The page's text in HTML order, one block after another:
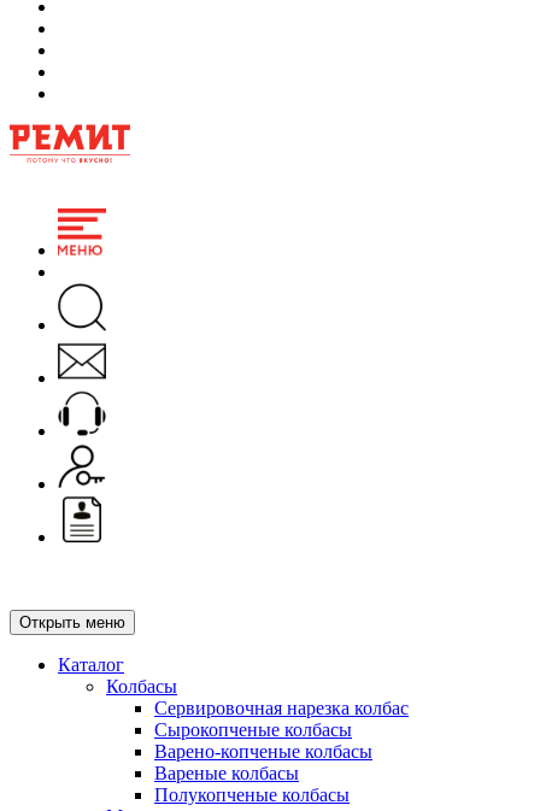
Открыть меню
Каталог
Колбасы
Сервировочная нарезка колбас
Сырокопченые колбасы
Варено-копченые колбасы
Вареные колбасы
Полукопченые колбасы